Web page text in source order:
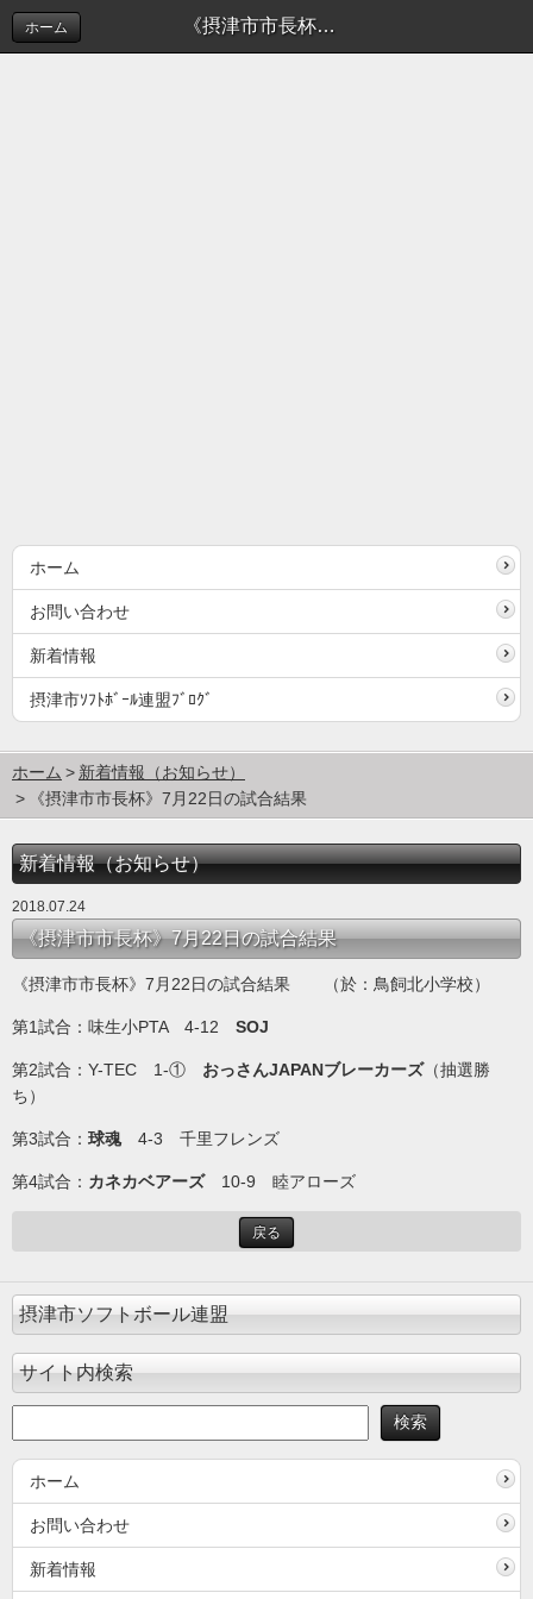
《摂津市市長杯》7月22日の試合結果 | 新着情報（お知らせ）
ホーム
ホーム
お問い合わせ
新着情報
摂津市ｿﾌﾄﾎﾞｰﾙ連盟ﾌﾞﾛｸﾞ
ホーム
新着情報（お知らせ）
《摂津市市長杯》7月22日の試合結果
新着情報（お知らせ）
2018.07.24
《摂津市市長杯》7月22日の試合結果
《摂津市市長杯》7月22日の試合結果 （於：鳥飼北小学校）
第1試合：味生小PTA 4-12 SOJ
第2試合：Y-TEC 1-① おっさんJAPANブレーカーズ（抽選勝
ち）
第3試合： 球魂4-3 千里フレンズ
第4試合： カネカベアーズ10-9 睦アローズ
戻る
摂津市ソフトボール連盟
サイト内検索
ホーム
お問い合わせ
新着情報